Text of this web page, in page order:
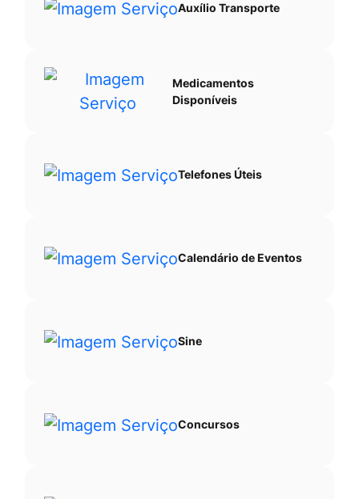
Auxílio Transporte
Medicamentos
Disponíveis
Telefones Úteis
Calendário de Eventos
Sine
Concursos